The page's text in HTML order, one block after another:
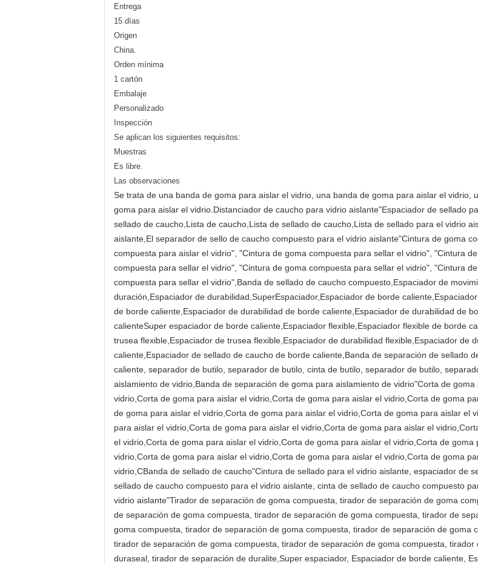
Entrega
15 días
Origen
China.
Orden mínima
1 cartón
Embalaje
Personalizado
Inspección
Se aplican los siguientes requisitos:
Muestras
Es libre.
Las observaciones
Se trata de una banda de goma para aislar el vidrio, una banda de goma para aislar el
goma para aislar el vidrio.Distanciador de caucho para vidrio aislante"Espaciador de sellado
sellado de caucho,Lista de caucho,Lista de sellado de caucho,Lista de sellado para el vidrio
aislante,El separador de sello de caucho compuesto para el vidrio aislante"Cintura de goma
compuesta para aislar el vidrio", "Cintura de goma compuesta para sellar el vidrio", "Cintura
compuesta para sellar el vidrio", "Cintura de goma compuesta para sellar el vidrio", "Cintura
compuesta para sellar el vidrio",Banda de sellado de caucho compuesto,Espaciador de
duración,Espaciador de durabilidad,SuperEspaciador,Espaciador de borde
de borde caliente,Espaciador de durabilidad de borde caliente,Espaciador de durabilidad de
calienteSuper espaciador de borde caliente,Espaciador flexible,Espaciador flexible de borde
trusea flexible,Espaciador de trusea flexible,Espaciador de durabilidad flexible,Espaciador de
caliente,Espaciador de sellado de caucho de borde caliente,Banda de separación de sellado
caliente, separador de butilo, separador de butilo, cinta de butilo, separador de butilo,
aislamiento de vidrio,Banda de separación de goma para aislamiento de vidrio"Corta de
vidrio,Corta de goma para aislar el vidrio,Corta de goma para aislar el vidrio,Corta de goma
de goma para aislar el vidrio,Corta de goma para aislar el vidrio,Corta de goma para aislar el
para aislar el vidrio,Corta de goma para aislar el vidrio,Corta de goma para aislar el
el vidrio,Corta de goma para aislar el vidrio,Corta de goma para aislar el vidrio,Corta de
vidrio,Corta de goma para aislar el vidrio,Corta de goma para aislar el vidrio,Corta de goma
vidrio,CBanda de sellado de caucho"Cintura de sellado para el vidrio aislante, espaciador de
sellado de caucho compuesto para el vidrio aislante, cinta de sellado de caucho compuesto
vidrio aislante"Tirador de separación de goma compuesta, tirador de separación de goma
de separación de goma compuesta, tirador de separación de goma compuesta, tirador de
goma compuesta, tirador de separación de goma compuesta, tirador de separación de goma
tirador de separación de goma compuesta, tirador de separación de goma compuesta,
duraseal, tirador de separación de duralite,Super espaciador, Espaciador de borde caliente,